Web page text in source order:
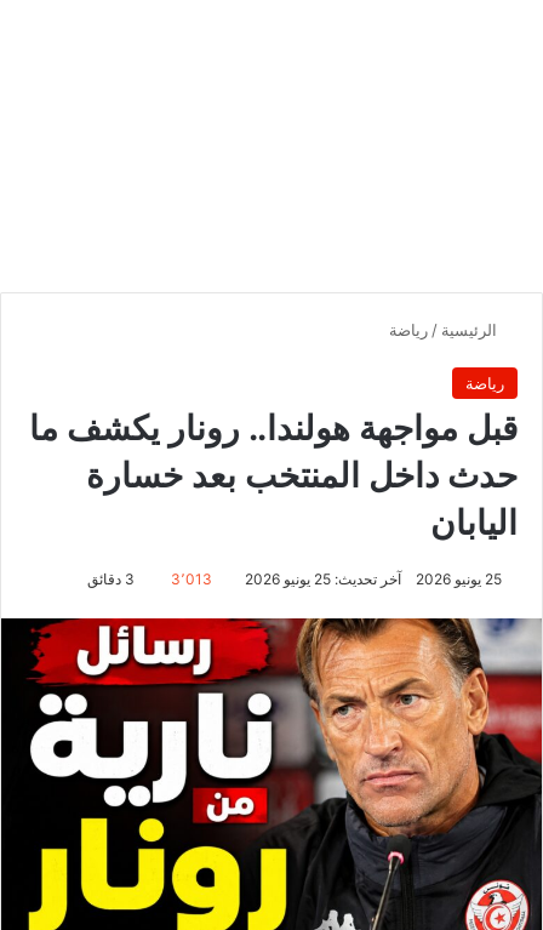
الرئيسية / رياضة
رياضة
قبل مواجهة هولندا.. رونار يكشف ما
حدث داخل المنتخب بعد خسارة
اليابان
25 يونيو 2026 آخر تحديث: 25 يونيو 2026 3٬013